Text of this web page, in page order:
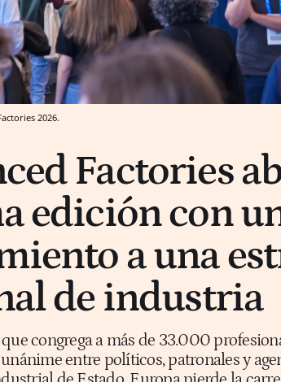
2026.
Factories
edición con
a una
de industria
congrega a más de 33.000
entre políticos, patronales y